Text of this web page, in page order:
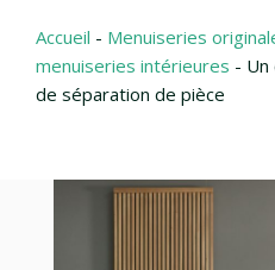
Accueil - Menuiseries
menuiseries intérieures - Un
de séparation de pièce